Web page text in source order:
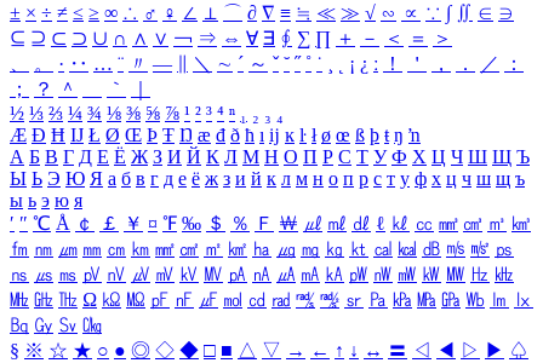
± × ÷ ≠ ≤ ≥ ∞ ∴ ♂ ♀ ∠ ⊥ ⌒ ∂ ∇ ≡ ≒ ≪ ≫ √ ∽ ∝ ∵ ∫ ∬ ∈ ∋
⊆ ⊇ ⊂ ⊃ ∪ ∩ ∧ ∨ ￢ ⇒ ⇔ ∀ ∃ ∮ ∑ ∏ ＋ － ＜ ＝
＞
、
。 · ‥ … ¨ 〃 ― ＼ ∼ ´ ～ ˇ ˘ ˝ ˚ ˙ ¸ ¡ ¿ ː ！ ＇ ， ． ／
：
；
？ ＾ ｀
½ ⅓ ⅔ ¼ ¾ ⅛ ⅜ ⅝ ⅞ ¹ ² ³ ⁴ ⁿ ₁ ₂ ₃ ₄
Æ Ð Ħ Ĳ Ł Ø Œ Þ Ŧ Ŋ æ đ ð ħ ı ĳ ĸ ŀ ł ø œ ß þ ŧ ŋ ŉ
А Б В Г Д Е Ё Ж З И Й К Л М Н О П Р С Т У Ф Х Ц Ч Ш Щ Ъ
Ы Ь Э Ю Я а б в г д е ё ж з и й к л м н о п р с т у ф х ц ч ш щ ъ
ы ь э ю я
′ ″ ℃ Å ￠ ￡ ￥ ¤ ℉ ‰ ＄ ％ Ｆ ￦ ㎕ ㎖ ㎗ ℓ ㎘ ㏄ ㎣ ㎤ ㎥ ㎦
㎙ ㎚ ㎛ ㎜ ㎝ ㎞ ㎟ ㎠ ㎡ ㎢ ㏊ ㎍ ㎎ ㎏ ㏏ ㎈ ㎉ ㏈ ㎧ ㎨ ㎰
㎱ ㎲ ㎳ ㎴ ㎵ ㎶ ㎷ ㎸ ㎹ ㎀ ㎁ ㎂ ㎃ ㎄ ㎺ ㎻ ㎽ ㎾ ㎿ ㎐ ㎑
㎒ ㎓ ㎔ Ω ㏀ ㏁ ㎊ ㎋ ㎌ ㏖ ㏅ ㎭ ㎮ ㎯ ㏛ ㎩ ㎪ ㎫ ㎬ ㏝ ㏐
㏓
㏃ ㏉ ㏜ ㏆
§ ※ ☆ ★ ○ ● ◎ ◇ ◆ □ ■ △ ▽ → ← ↑ ↓ ↔ 〓 ◁ ◀ ▷ ▶ ♤